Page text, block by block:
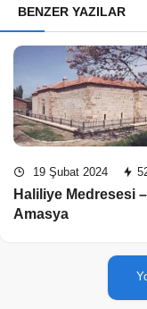
BENZER YAZILAR
19 Şubat 2024
Haliliye Medresesi –
Amasya